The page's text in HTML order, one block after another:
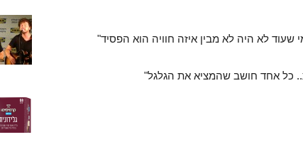
שעוד לא היה לא מבין איזה חוויה הוא הפסיד"
כל אחד חושב שהמציא את הגלגל"